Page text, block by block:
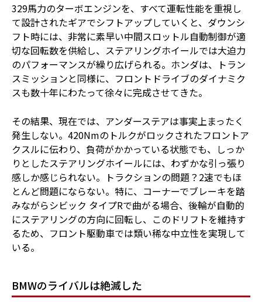
329馬力のターボエンジンを、すべて運転性能を重視し
て設計されたギアでシフトアップしていくと、ダウンシ
フト時には、非常に素早い中間スロットル自動制御が適
切な回転数を供給し、ステアリングホイールでは大迫力
のパフォーマンスが繰り広げられる。ホンダは、トラン
スミッションと同様に、フロントドライブのダイナミク
スも数十年にわたって徐々に完成させてきた。
その結果、現在では、アンダーステアは事実上まったく
発生しない。420Nmのトルクがロックされたフロントア
クスルに伝わり、負荷がかかっている状態でも、しっか
りとしたステアリングホイールには、わずかな引っ張り
感しか感じられない。トラクションの問題？2速でもほ
とんど問題にならない。特に、コーナーでブレーキを踏
みながらシビック タイプRで曲がる場合、後輪が自動的
にステアリングの方向に回転し、このドリフトを維持す
るため、フロント駆動車では類い稀な中立性を実現して
いる。
BMWのライバルは絶滅した